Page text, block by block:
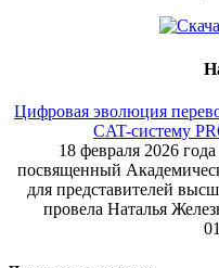
Цифровая эволюция
CAT-систему
18 февраля 2026
посвященный
для представителей
провела Наталья